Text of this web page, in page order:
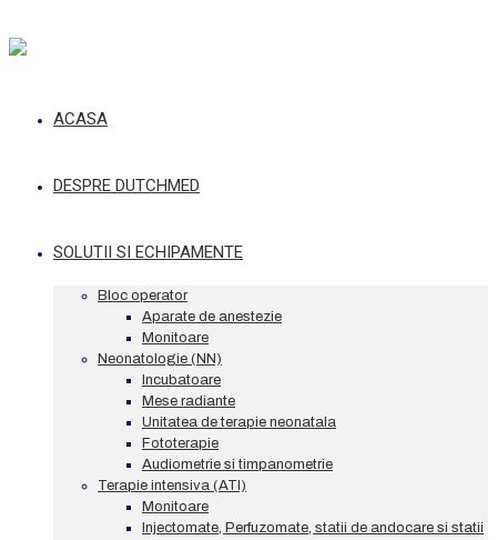
ACASA
DESPRE DUTCHMED
SOLUTII SI ECHIPAMENTE
Bloc operator
Aparate de anestezie
Monitoare
Neonatologie (NN)
Incubatoare
Mese radiante
Unitatea de terapie neonatala
Fototerapie
Audiometrie si timpanometrie
Terapie intensiva (ATI)
Monitoare
Injectomate, Perfuzomate, statii de andocare si statii